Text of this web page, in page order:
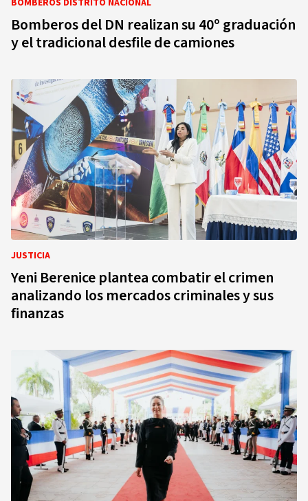
BOMBEROS DISTRITO NACIONAL
Bomberos del DN realizan su 40º graduación
y el tradicional desfile de camiones
JUSTICIA
Yeni Berenice plantea combatir el crimen
analizando los mercados criminales y sus
finanzas